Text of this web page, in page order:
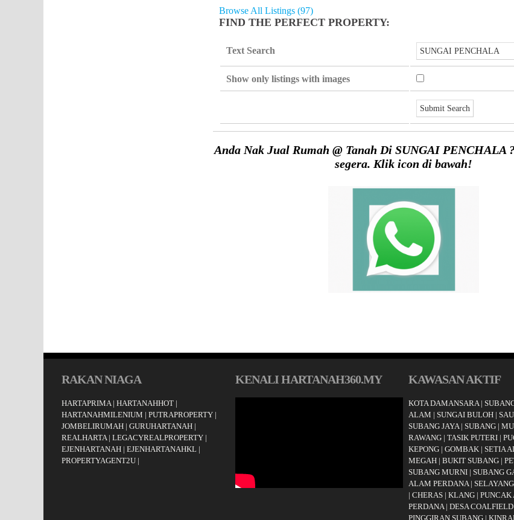
Browse All Listings (97)
FIND THE PERFECT PROPERTY:
Text Search
Show only listings with images
Anda Nak Jual Rumah @ Tanah Di SUNGAI PENCHALA
segera. Klik icon di bawah!
RAKAN NIAGA
HARTAPRIMA | HARTANAHHOT |
HARTANAHMILENIUM | PUTRAPROPERTY |
JOMBELIRUMAH | GURUHARTANAH |
REALHARTA | LEGACYREALPROPERTY |
EJENHARTANAH | EJENHARTANAHKL |
PROPERTYAGENT2U |
KENALI HARTANAH360.MY KAWASAN AKTIF
KOTA DAMANSARA |
ALAM | SUNGAI BULOH |
SUBANG JAYA | SUBANG |
RAWANG | TASIK PUTERI |
KEPONG | GOMBAK | SETIA
MEGAH | BUKIT SUBANG |
SUBANG MURNI | SUBANG
ALAM PERDANA | SELAYANG
| CHERAS | KLANG | PUNCAK
PERDANA | DESA COALFIELD
PINGGIRAN SUBANG |